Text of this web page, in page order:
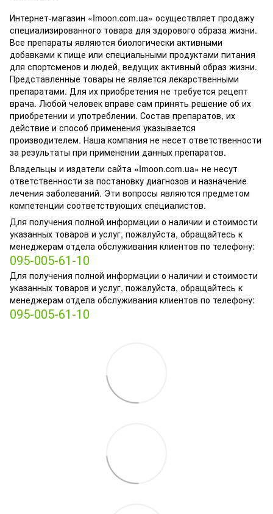
Интернет-магазин «Imoon.com.ua» осуществляет продажу
специализированного товара для здорового образа жизни.
Все препараты являются биологически активными
добавками к пище или специальными продуктами питания
для спортсменов и людей, ведущих активный образ жизни.
Представленные товары не является лекарственными
препаратами. Для их приобретения не требуется рецепт
врача. Любой человек вправе сам принять решение об их
приобретении и употреблении. Состав препаратов, их
действие и способ применения указывается
производителем. Наша компания не несет ответственности
за результаты при применении данных препаратов.
Владельцы и издатели сайта «Imoon.com.ua» не несут
ответственности за постановку диагнозов и назначение
лечения заболеваний. Эти вопросы являются предметом
компетенции соответствующих специалистов.
Для получения полной информации о наличии и стоимости
указанных товаров и услуг, пожалуйста, обращайтесь к
менеджерам отдела обслуживания клиентов по телефону:
095-005-61-10
Для получения полной информации о наличии и стоимости
указанных товаров и услуг, пожалуйста, обращайтесь к
менеджерам отдела обслуживания клиентов по телефону:
095-005-61-10